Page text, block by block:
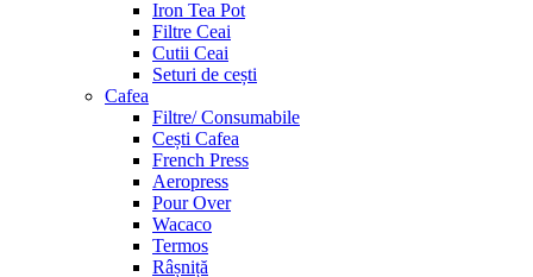
Iron Tea Pot
Filtre Ceai
Cutii Ceai
Seturi de cești
Cafea
Filtre/ Consumabile
Cești Cafea
French Press
Aeropress
Pour Over
Wacaco
Termos
Râșniță